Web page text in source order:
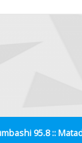
95.8 ::